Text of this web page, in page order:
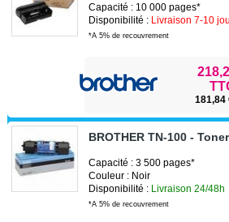
Capacité : 10 000 pages*
Disponibilité : Livraison 7-10
*A 5% de recouvrement
181,84
BROTHER TN-100 -
Capacité : 3 500 pages*
Couleur : Noir
Disponibilité : Livraison 24/48h
*A 5% de recouvrement